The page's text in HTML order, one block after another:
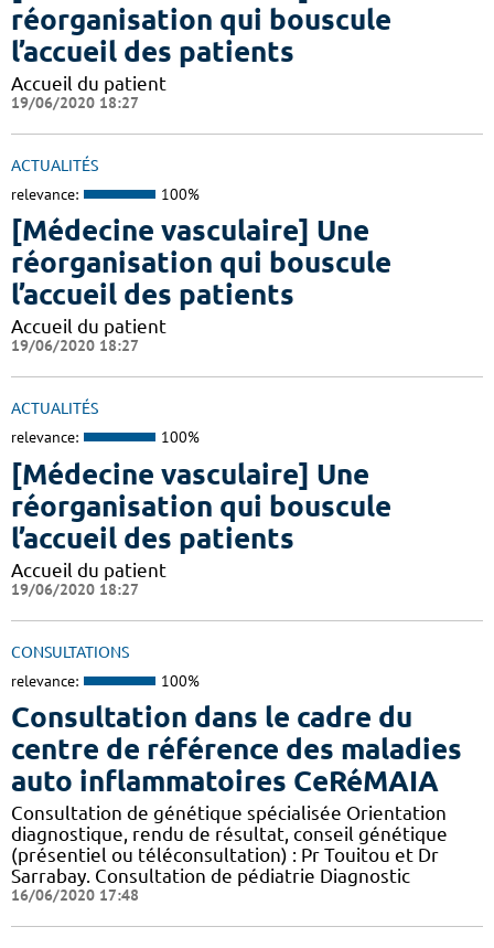
réorganisation qui bouscule
l’accueil des patients
Accueil du patient
19/06/2020 18:27
ACTUALITÉS
relevance: 100%
[Médecine vasculaire] Une
réorganisation qui bouscule
l’accueil des patients
Accueil du patient
19/06/2020 18:27
ACTUALITÉS
relevance: 100%
[Médecine vasculaire] Une
réorganisation qui bouscule
l’accueil des patients
Accueil du patient
19/06/2020 18:27
CONSULTATIONS
relevance: 100%
Consultation dans le cadre du
centre de référence des maladies
auto inflammatoires CeRéMAIA
Consultation de génétique spécialisée Orientation
diagnostique, rendu de résultat, conseil génétique
(présentiel ou téléconsultation) : Pr Touitou et Dr
Sarrabay. Consultation de pédiatrie Diagnostic
16/06/2020 17:48